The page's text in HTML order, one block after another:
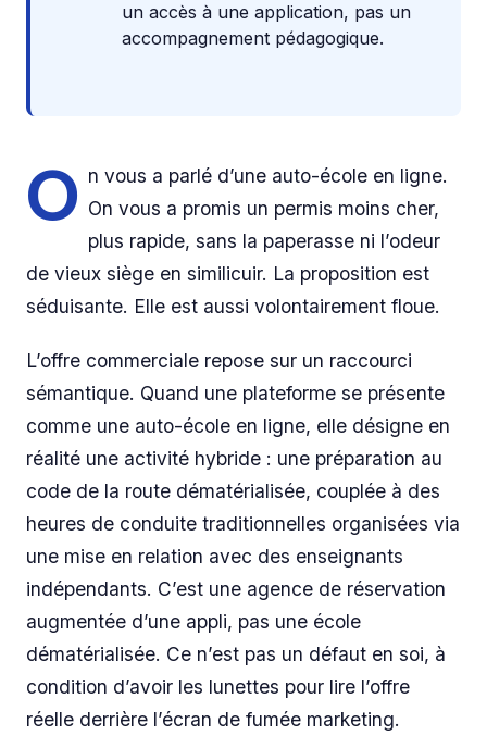
un accès à une application, pas un
accompagnement pédagogique.
O n vous a parlé d’une auto-école en ligne.
On vous a promis un permis moins cher,
plus rapide, sans la paperasse ni l’odeur
de vieux siège en similicuir. La proposition est
séduisante. Elle est aussi volontairement floue.
L’offre commerciale repose sur un raccourci
sémantique. Quand une plateforme se présente
comme une auto-école en ligne, elle désigne en
réalité une activité hybride : une préparation au
code de la route dématérialisée, couplée à des
heures de conduite traditionnelles organisées via
une mise en relation avec des enseignants
indépendants. C’est une agence de réservation
augmentée d’une appli, pas une école
dématérialisée. Ce n’est pas un défaut en soi, à
condition d’avoir les lunettes pour lire l’offre
réelle derrière l’écran de fumée marketing.